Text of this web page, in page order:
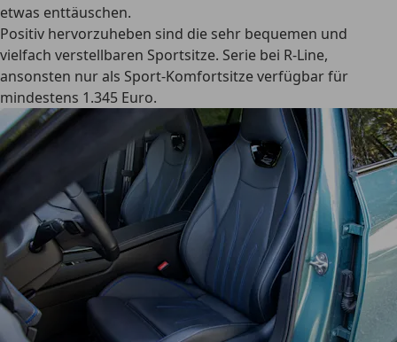
etwas enttäuschen.
Positiv hervorzuheben sind die sehr bequemen und
vielfach verstellbaren Sportsitze. Serie bei R-Line,
ansonsten nur als Sport-Komfortsitze verfügbar für
mindestens 1.345 Euro.